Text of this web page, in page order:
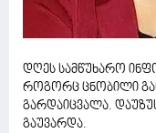
დღეს სამწუხარო
როგორც ცნობილი
გარდაიცვალა.
გაუვარდა.